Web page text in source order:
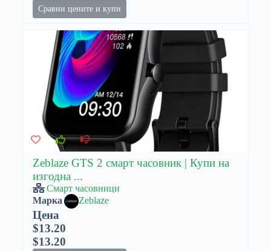
Сравни цените и купи
Zeblaze GTS 2 смарт часовник | Купи на
изгодна ...
Смарт часовници
Марка
Zeblaze
Цена
$13.20
$13.20